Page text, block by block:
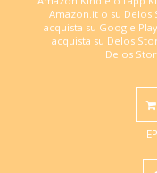
Amazon.it o su Delos
acquista su Google
acquista su Delos
Delos